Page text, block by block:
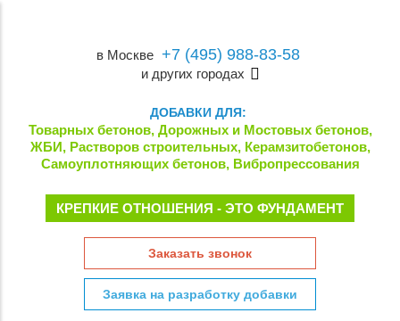
в Москве +7 (495) 988-83-58
и других городах
ДОБАВКИ ДЛЯ:
Товарных бетонов, Дорожных и Мостовых бетонов,
ЖБИ, Растворов строительных, Керамзитобетонов,
Самоуплотняющих бетонов, Вибропрессования
КРЕПКИЕ ОТНОШЕНИЯ - ЭТО ФУНДАМЕНТ
Заказать звонок
Заявка на разработку добавки